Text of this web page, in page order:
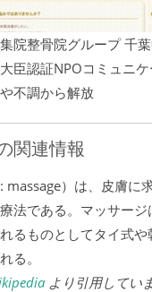
院整骨院グループ 千
臣認証NPOコミュニ
不調から解放
関連情報
massage）は、皮膚に
法である。マッサー
るものとしてタイ式
る。
より引用してい